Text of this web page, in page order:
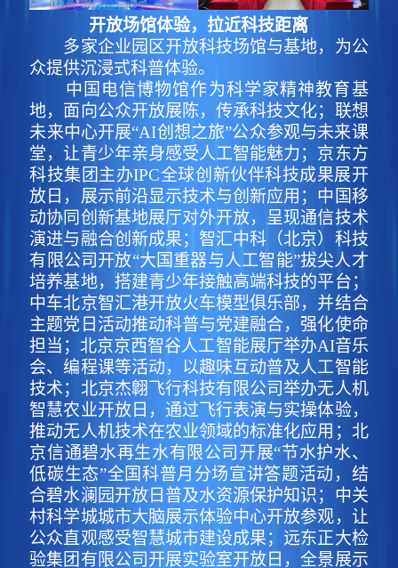
开放场馆体验，拉近科技距离
多家企业园区开放科技场馆与基地，为公
众提供沉浸式科普体验。
中国电信博物馆作为科学家精神教育基
地，面向公众开放展陈，传承科技文化；联想
未来中心开展“AI创想之旅”公众参观与未来课
堂，让青少年亲身感受人工智能魅力；京东方
科技集团主办IPC全球创新伙伴科技成果展开
放日，展示前沿显示技术与创新应用；中国移
动协同创新基地展厅对外开放，呈现通信技术
演进与融合创新成果；智汇中科（北京）科技
有限公司开放“大国重器与人工智能”拔尖人才
培养基地，搭建青少年接触高端科技的平台；
中车北京智汇港开放火车模型俱乐部，并结合
主题党日活动推动科普与党建融合，强化使命
担当；北京京西智谷人工智能展厅举办AI音乐
会、编程课等活动，以趣味互动普及人工智能
技术；北京杰翺飞行科技有限公司举办无人机
智慧农业开放日，通过飞行表演与实操体验，
推动无人机技术在农业领域的标准化应用；北
京信通碧水再生水有限公司开展“节水护水、
低碳生态”全国科普月分场宣讲答题活动，结
合碧水澜园开放日普及水资源保护知识；中关
村科学城城市大脑展示体验中心开放参观，让
公众直观感受智慧城市建设成果；远东正大检
验集团有限公司开展实验室开放日，全景展示